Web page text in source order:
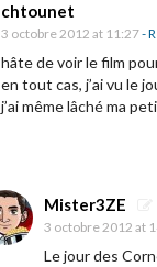
n
d
e
s
i
c
chtounet
3 octobre 2012 at 11:27-
hâte de voir le film
en tout cas, j’ai vu le
j’ai même lâché ma
Mister3ZE
3 octobre 2012 at
Le jour des